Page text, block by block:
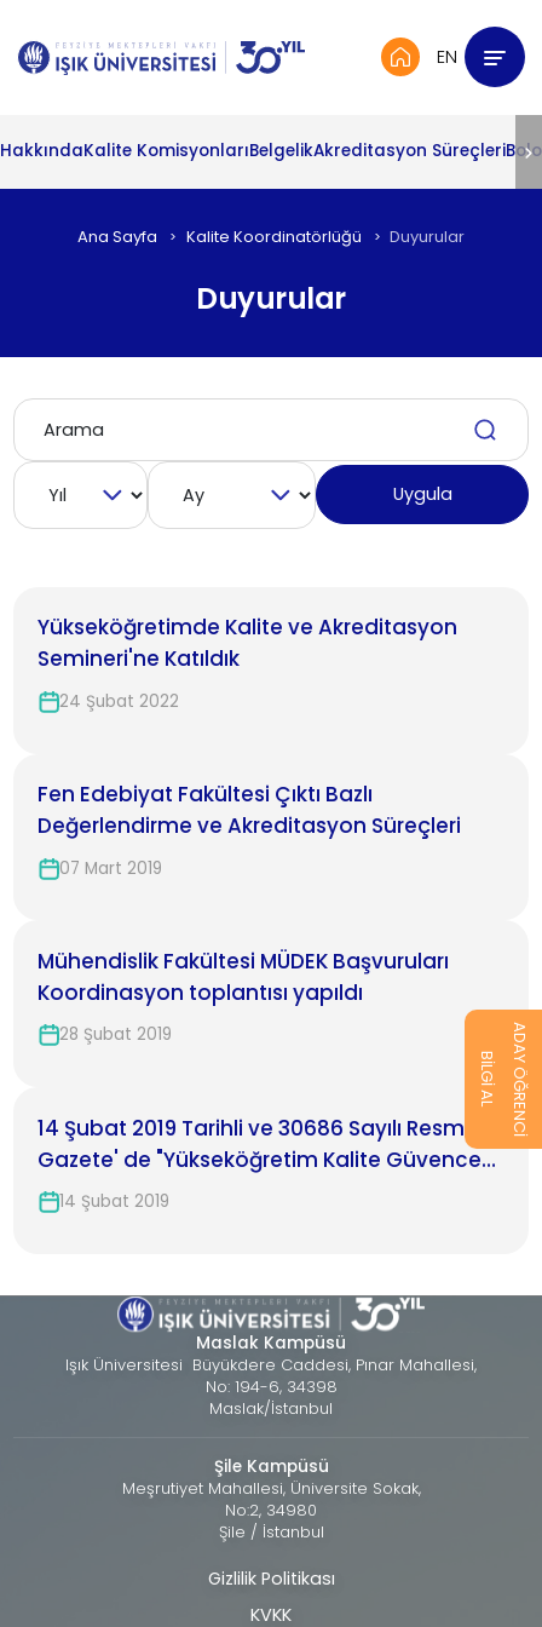
EN
HakkındaKalite KomisyonlarıBelgelikAkreditasyon Süreçleri
Ana Sayfa Kalite Koordinatörlüğü Duyurular
Duyurular
Yükseköğretimde Kalite ve Akreditasyon
Semineri'ne Katıldık
24 Şubat 2022
Fen Edebiyat Fakültesi Çıktı Bazlı
Değerlendirme ve Akreditasyon Süreçleri
07 Mart 2019
Mühendislik Fakültesi MÜDEK Başvuruları
Koordinasyon toplantısı yapıldı
28 Şubat 2019
14 Şubat 2019 Tarihli ve 30686 Sayılı Resmî
Gazete' de "Yükseköğretim Kalite Güvencesi
Yönetmeliği'nin Yürürlükten Kaldırılmasına
Dair Yönetmelik " yayınlandı
14 Şubat 2019
Maslak Kampüsü
Işık Üniversitesi Büyükdere Caddesi, Pınar Mahallesi,
No: 194-6, 34398
Maslak/İstanbul
Şile Kampüsü
Meşrutiyet Mahallesi, Üniversite Sokak,
No:2, 34980
Şile / İstanbul
Alt
bilgi
Gizlilik Politikası
KVKK
BİLGİ AL ADAY ÖĞRENCİ